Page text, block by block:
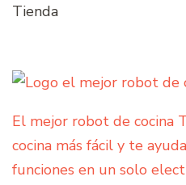
Tienda
El mejor robot de cocina
cocina más fácil y te
funciones en un solo